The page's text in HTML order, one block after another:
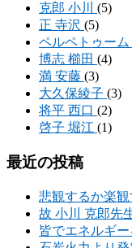
克郎 小川 (5)
正 寺沢 (5)
ペルペトゥーム
博志 櫛田 (4)
満 安藤 (3)
大久保綾子 (3)
将平 西口 (2)
啓子 堀江 (1)
最近の投稿
悲観するか楽
故 小川 克郎先
皆でエネルギ